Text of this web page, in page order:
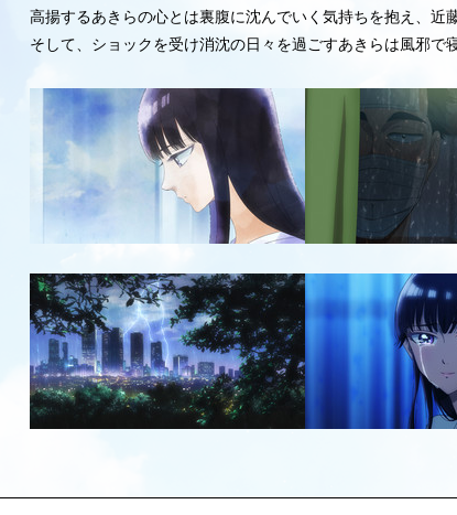
高揚するあきらの心とは裏腹に沈んでいく気持ちを抱え、近
そして、ショックを受け消沈の日々を過ごすあきらは風邪